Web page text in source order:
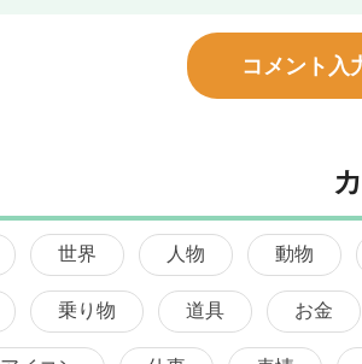
コメント入
世界 人物 動物
乗り物 道具 お金